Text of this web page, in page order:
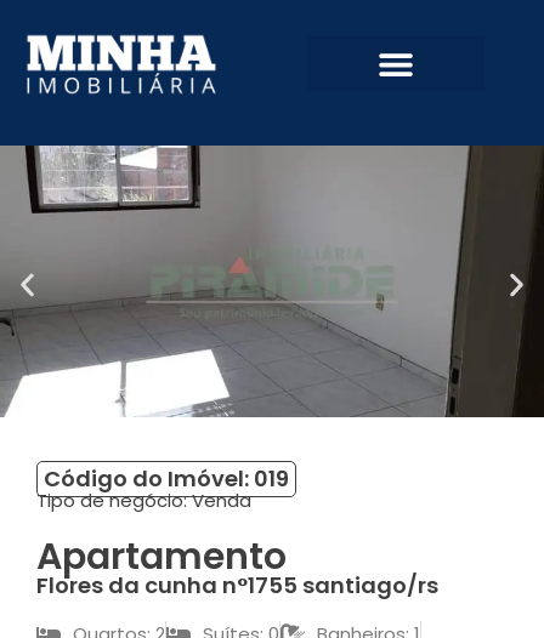
Código do Imóvel: 019
Tipo de negócio:Venda
Apartamento
Flores da cunha n°1755 santiago/rs